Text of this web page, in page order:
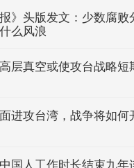
报》头版发文：少数腐败
么风浪
层真空或使攻台战略短
进攻台湾，战争将如何
国人工作时长结束九年